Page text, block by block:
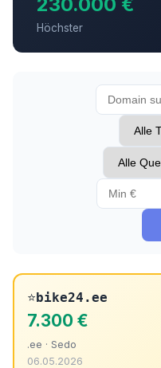
Höchster
⭐bike24.ee
7.300 €
.ee · Sedo
06.05.2026